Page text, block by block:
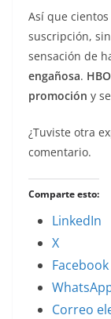
Así que
suscripción,
sensación de
engañosa.
promoción y
¿Tuviste otra
comentario.
Comparte esto:
LinkedIn
X
Facebook
Correo